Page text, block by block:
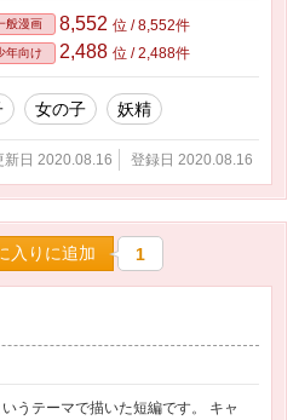
般漫画 8,552 位 / 8,552件
年向け 2,488 位 / 2,488件
女の子 妖精
新日 2020.08.16 登録日 2020.08.16
入りに追加 1
いうテーマで描いた短編です。 キャ